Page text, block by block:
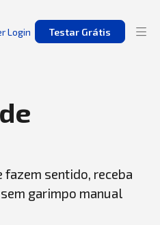
Login Testar Grátis
fazem sentido, receba
garimpo manual